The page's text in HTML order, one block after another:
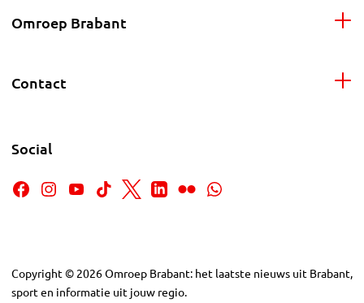
Omroep Brabant
Contact
Social
Copyright © 2026Omroep Brabant: het laatste nieuws uit Brabant,
sport en informatie uit jouw regio.